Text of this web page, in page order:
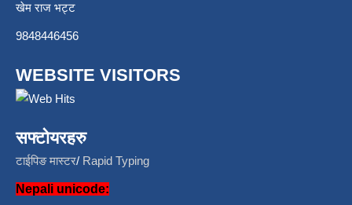
खेम राज भट्ट
9848446456
WEBSITE VISITORS
सफ्टोयरहरु
टाईपिङ मास्टर/ Rapid Typing
Nepali unicode: